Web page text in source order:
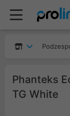
Phanteks
TG White